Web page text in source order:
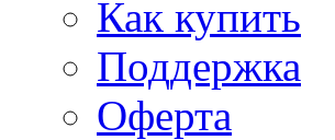
Как купить
Поддержка
Оферта